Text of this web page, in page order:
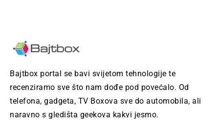
Bajtbox portal se bavi svijetom tehnologije te
recenziramo sve što nam dođe pod povećalo. Od
telefona, gadgeta, TV Boxova sve do automobila, ali
naravno s gledišta geekova kakvi jesmo.